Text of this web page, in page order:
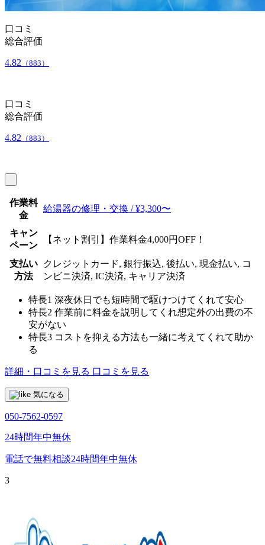
口コミ
総合評価
4.82 （883）
口コミ
総合評価
4.82 （883）
作業料
金
給湯器の修理・交換 / ¥3,300〜
キャン
ペーン
【ネット割引】作業料金4,000円OFF！
支払い
方法
クレジットカード, 銀行振込, 後払い, 現金払い, コ
ンビニ決済, IC決済, キャリア決済
特長1 深夜休日でも短時間で駆けつけてくれて安心
特長2 作業前に料金を説明してくれ想定外の出費の不
安がない
特長3 コストを抑える方法も一緒に考えてくれて助か
る
詳細・口コミを見る 口コミを見る
気になる
050-7562-0597
24時間年中無休
電話で無料相談24時間年中無休
3